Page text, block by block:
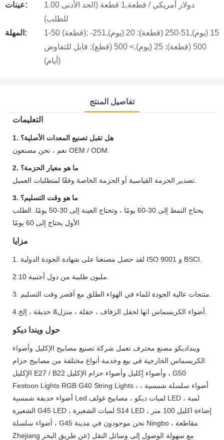
عينات:
1.00 دولار أمريكي / قطعة,1 قطعة (الحد الأدنى
للطلب)
المهلة:
1-50 (قطعة): 15 (يوم),51-250 (قطعة): 20 (يوم),251-
500 (قطعة): 25 (يوم),> 500 (قطع): قابل للتفاوض
(أيام)
تفاصيل المنتج
التعليمات
1. هل تقبل تصنيع المعدات الأصلية؟
نعم ، نحن مصنعون OEM / ODM.
2. ما هو معيار الحزمة؟
3. ما هو وقت التسليم؟
يحتاج النمط إلى 30-60 يومًا ، وتحتاج العينة إلى 30-50 يومًا. الطلب
الأول يحتاج إلى 60 يومًا
مزايا
1. لقد حصل مصنعنا على شهادة الجودة الدولية ISO 9001 و BSCI.
حول ويندا ديكو
وينداديكو مصنع محترف تعمل شركة تصنيع مصابيح الإكليل وأضواء
الكريسماس الخارجية في بيع وخدمة أنواع مختلفة من مصابيح حزام
الإكليل E27 / B22 وأضواء إكليل وأضواء حزام الإكليل ، G50
Festoon Lights RGB G40 String Lights ، أضواء سلسلة شمسية ،
أضواء حديقة شمسية Led لمبات ديكو ، مصابيح غولف LED ، لمبة
الشعيرة G45 LED ، لمبات الشعيرة S14 LED ، إضاءة اكليل 100 متر
، أضواء سلسلة G45 نحن موجودون في مدينة Ningbo ، مقاطعة
Zhejiang مع سهولة الوصول إلى وسائل النقل (عن طريق البحر